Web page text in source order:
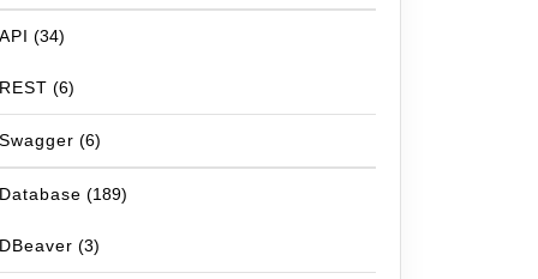
API (34)
REST (6)
Swagger (6)
Database (189)
DBeaver (3)